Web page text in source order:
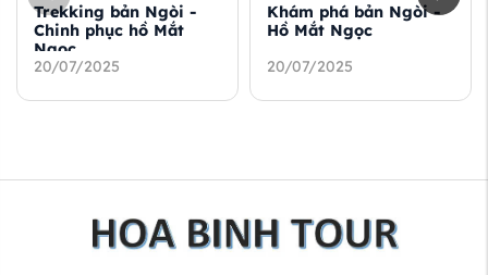
Trekking bản Ngòi -
Chinh phục hồ Mắt
Ngọc
20/07/2025
Khám phá bản Ngòi -
Hồ Mắt Ngọc
20/07/2025